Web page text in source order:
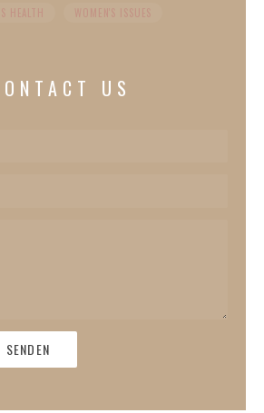
HEALTH
WOMEN'S ISSUES
US